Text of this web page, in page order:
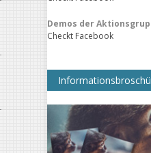
Demos der
Checkt Facebook